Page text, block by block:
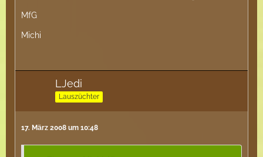
MfG
Michi
LJedi
Lauszüchter
17. März 2008 um 10:48